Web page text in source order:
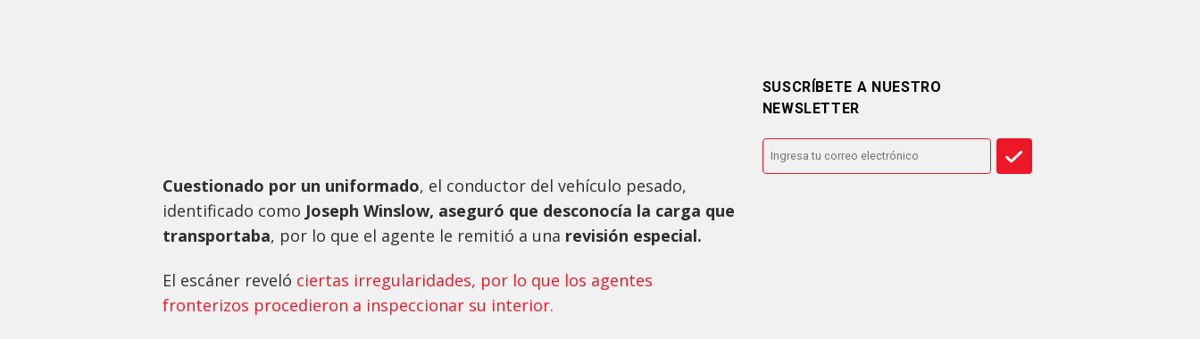
Cuestionado por un uniformado, el conductor del vehículo pesado,
identificado como Joseph Winslow, aseguró que desconocía la carga que
transportaba, por lo que el agente le remitió a una revisión especial.
El escáner reveló ciertas irregularidades, por lo que los agentes
fronterizos procedieron a inspeccionar su interior.
SUSCRÍBETE A NUESTRO
NEWSLETTER